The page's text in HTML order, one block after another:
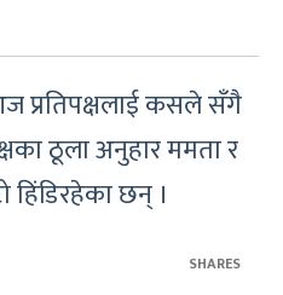
प्रतिपक्षलाई कसले सँगै
ठूला अनुहार ममता र
छन् ।
SHARES